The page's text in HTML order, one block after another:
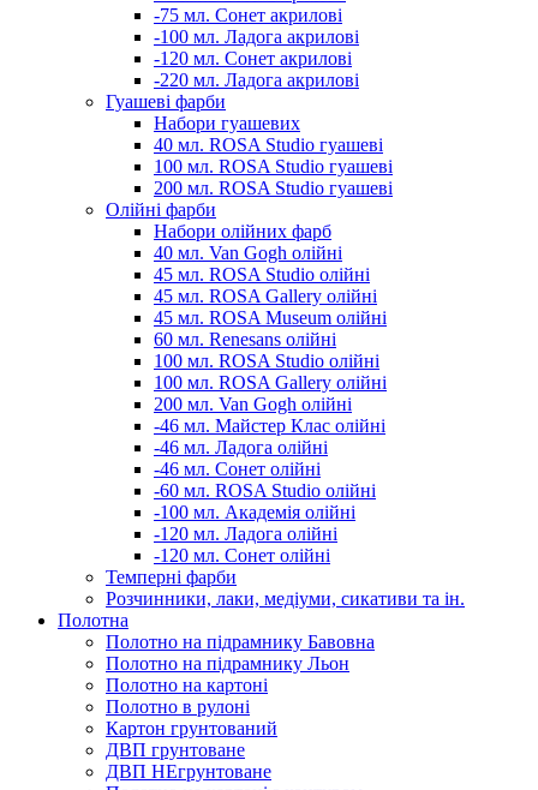
-75 мл. Сонет акрилові
-100 мл. Ладога акрилові
-120 мл. Сонет акрилові
-220 мл. Ладога акрилові
Гуашеві фарби
Набори гуашевих
40 мл. ROSA Studio гуашеві
100 мл. ROSA Studio гуашеві
200 мл. ROSA Studio гуашеві
Олійні фарби
Набори олійних фарб
40 мл. Van Gogh олійні
45 мл. ROSA Studio олійні
45 мл. ROSA Gallery олійні
45 мл. ROSA Museum олійні
60 мл. Renesans олійні
100 мл. ROSA Studio олійні
100 мл. ROSA Gallery олійні
200 мл. Van Gogh олійні
-46 мл. Майстер Клас олійні
-46 мл. Ладога олійні
-46 мл. Сонет олійні
-60 мл. ROSA Studio олійні
-100 мл. Академія олійні
-120 мл. Ладога олійні
-120 мл. Сонет олійні
Темперні фарби
Розчинники, лаки, медіуми, сикативи та ін.
Полотна
Полотно на підрамнику Бавовна
Полотно на підрамнику Льон
Полотно на картоні
Полотно в рулоні
Картон грунтований
ДВП грунтоване
ДВП НЕгрунтоване